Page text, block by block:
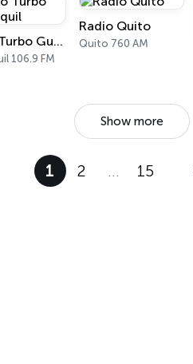
Radio Turbo Guayaquil
106.9 FM
Radio Quito
Quito 760 AM
Show more
1 2 … 15